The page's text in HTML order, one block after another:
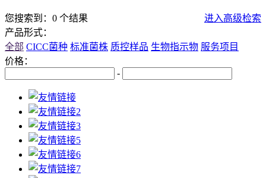
您搜索到：0 个结果
进入高级检索
产品形式：
全部 CICC菌种 标准菌株 质控样品 生物指示物 服务项目
价格：
-